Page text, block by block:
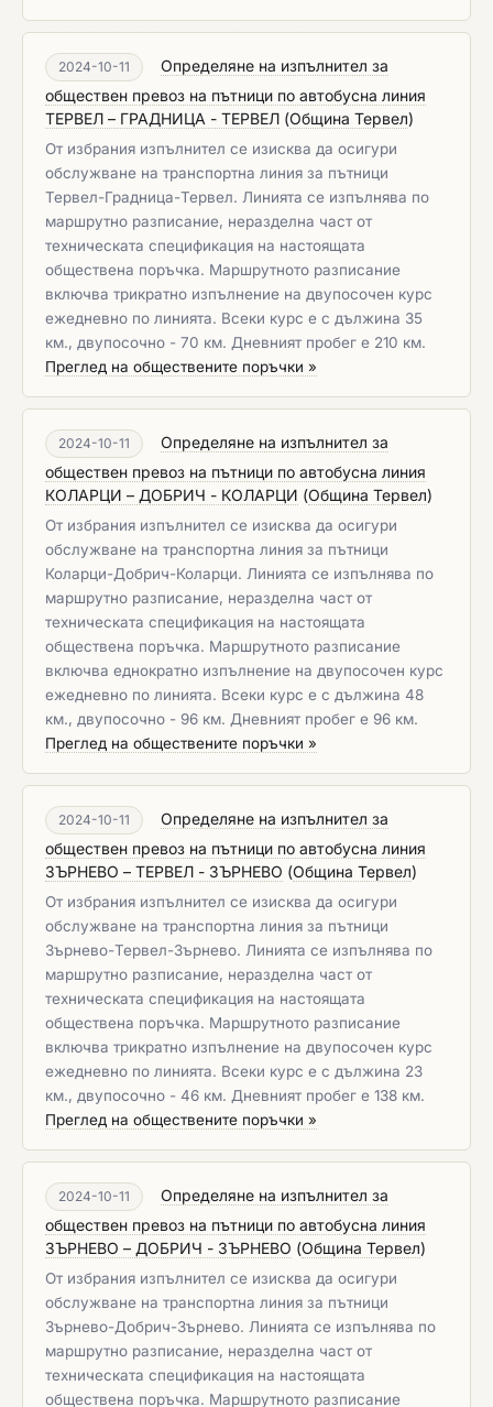
2024-10-11
Определяне на изпълнител за
обществен превоз на пътници по автобусна линия
ТЕРВЕЛ – ГРАДНИЦА - ТЕРВЕЛ (Община Тервел)
От избрания изпълнител се изисква да осигури
обслужване на транспортна линия за пътници
Тервел-Градница-Тервел. Линията се изпълнява по
маршрутно разписание, неразделна част от
техническата спецификация на настоящата
обществена поръчка. Маршрутното разписание
включва трикратно изпълнение на двупосочен курс
ежедневно по линията. Всеки курс е с дължина 35
км., двупосочно - 70 км. Дневният пробег е 210 км.
Преглед на обществените поръчки »
2024-10-11
Определяне на изпълнител за
обществен превоз на пътници по автобусна линия
КОЛАРЦИ – ДОБРИЧ - КОЛАРЦИ (Община Тервел)
От избрания изпълнител се изисква да осигури
обслужване на транспортна линия за пътници
Коларци-Добрич-Коларци. Линията се изпълнява по
маршрутно разписание, неразделна част от
техническата спецификация на настоящата
обществена поръчка. Маршрутното разписание
включва еднократно изпълнение на двупосочен курс
ежедневно по линията. Всеки курс е с дължина 48
км., двупосочно - 96 км. Дневният пробег е 96 км.
Преглед на обществените поръчки »
2024-10-11
Определяне на изпълнител за
обществен превоз на пътници по автобусна линия
ЗЪРНЕВО – ТЕРВЕЛ - ЗЪРНЕВО (Община Тервел)
От избрания изпълнител се изисква да осигури
обслужване на транспортна линия за пътници
Зърнево-Тервел-Зърнево. Линията се изпълнява по
маршрутно разписание, неразделна част от
техническата спецификация на настоящата
обществена поръчка. Маршрутното разписание
включва трикратно изпълнение на двупосочен курс
ежедневно по линията. Всеки курс е с дължина 23
км., двупосочно - 46 км. Дневният пробег е 138 км.
Преглед на обществените поръчки »
2024-10-11
Определяне на изпълнител за
обществен превоз на пътници по автобусна линия
ЗЪРНЕВО – ДОБРИЧ - ЗЪРНЕВО (Община Тервел)
От избрания изпълнител се изисква да осигури
обслужване на транспортна линия за пътници
Зърнево-Добрич-Зърнево. Линията се изпълнява по
маршрутно разписание, неразделна част от
техническата спецификация на настоящата
обществена поръчка. Маршрутното разписание